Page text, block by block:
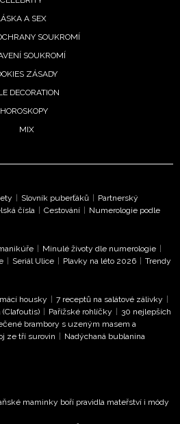
A SEX
SOUKROMÍ
SOUKROMÍ
ZÁSADY
DECORATION
HOROSKOPY
MIX
| Slovník puberťáků | Partnerský
čísla | Cestování | Numerologie podle
| Minulé životy dle numerologie |
| Seriál Ulice | Plavky na léto 2026 | Trendy
housky | 7 receptů na salátové zálivky |
(Clafoutis) | Pařížské rohlíčky | 30 nejlepších
brambory s uzeným masem a
ze tří surovin | Nadýchaná bublanina
maminky boří pravidla mateřství i módy